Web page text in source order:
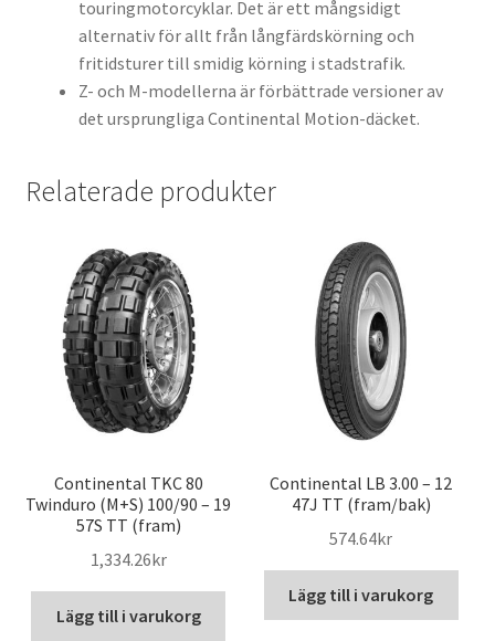
touringmotorcyklar. Det är ett mångsidigt
alternativ för allt från långfärdskörning och
fritidsturer till smidig körning i stadstrafik.
Z- och M-modellerna är förbättrade versioner av
det ursprungliga Continental Motion-däcket.
Relaterade produkter
Continental TKC 80
Twinduro (M+S) 100/90 – 19
57S TT (fram)
1,334.26kr
Lägg till i varukorg
Continental LB 3.00 – 12
47J TT (fram/bak)
574.64kr
Lägg till i varukorg